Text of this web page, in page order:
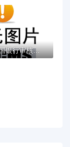
2026年中国银行审核不通过，超热门的10个融...